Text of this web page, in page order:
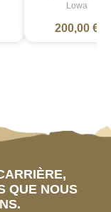
Lowa
200,00 €
QUE NOUS